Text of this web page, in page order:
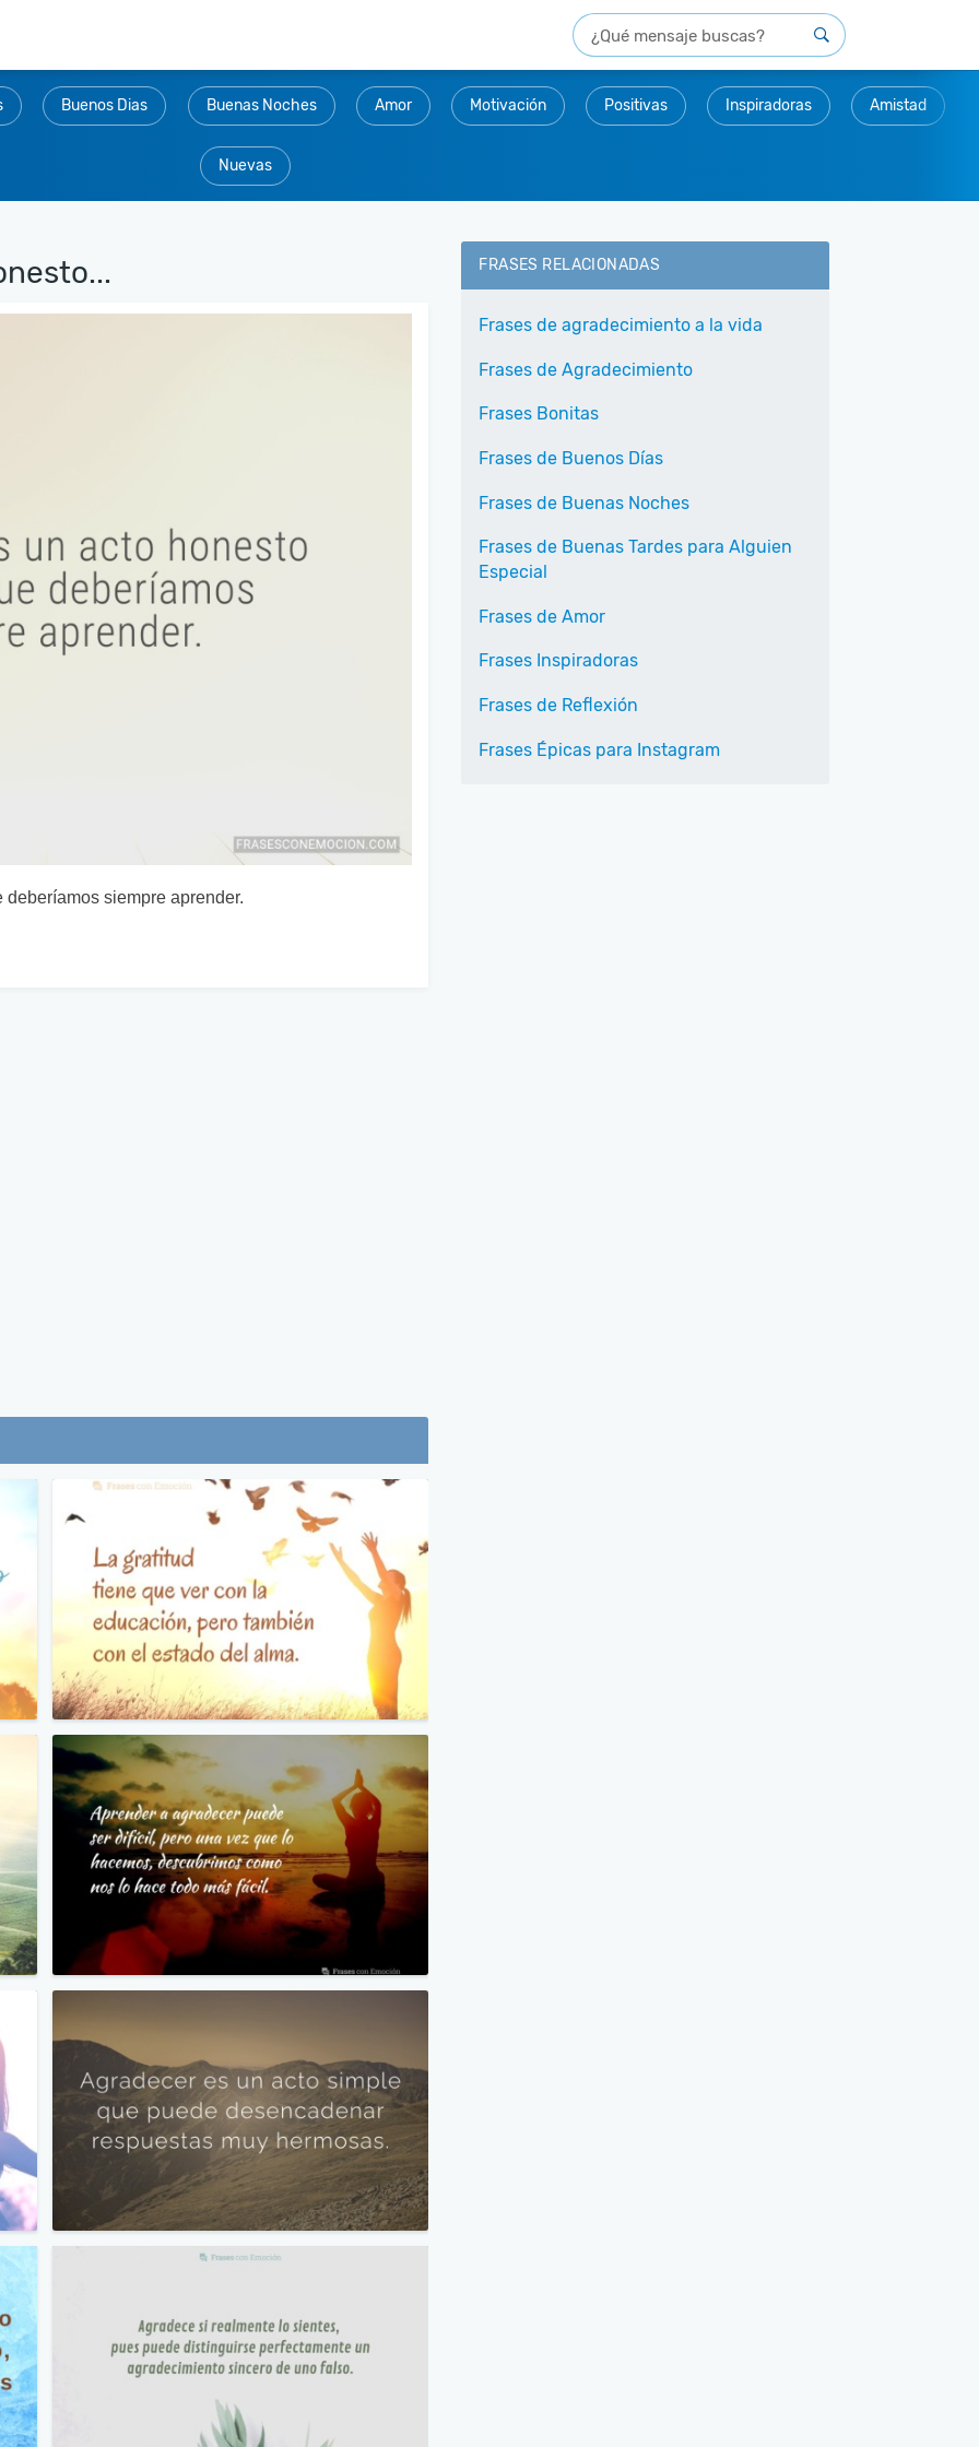
Buenos Dias Buenas Noches Amor Motivación Positivas Inspiradoras Amistad
Nuevas
siempre aprender.
FRASES RELACIONADAS
Frases de agradecimiento a la vida
Frases de Agradecimiento
Frases Bonitas
Frases de Buenos Días
Frases de Buenas Noches
Frases de Buenas Tardes para Alguien
Especial
Frases de Amor
Frases Inspiradoras
Frases de Reflexión
Frases Épicas para Instagram